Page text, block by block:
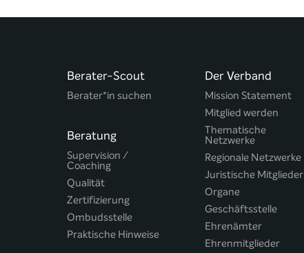
Berater-Scout
Berater*in suchen
Beratung
Supervision /
Coaching
Qualität
Zertifizierung
Ombudsstelle
Praktische Hinweise
Der Verband
Mission Statement
Mitglied werden
Thematische
Netzwerke
Regionale Netzwerke
Juristische Mitglieder
Organe
Geschäftsstelle
Ehrenämter
Ehrenmitglieder